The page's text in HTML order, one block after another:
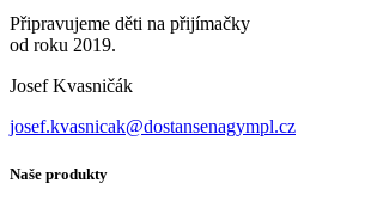
Připravujeme děti na přijímačky
od roku 2019.
Josef Kvasničák
josef.kvasnicak@dostansenagympl.cz
Naše produkty